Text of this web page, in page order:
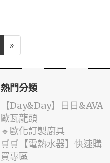
»
熱門分類
️【Day&Day】️日日&AVA
歐瓦龍頭
🔹歐化訂製廚具
🛒🛒【電熱水器】快速購
買專區